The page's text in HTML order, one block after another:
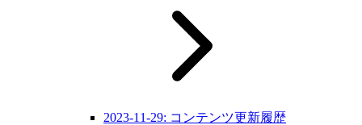
2023-11-29: コンテンツ更新履歴